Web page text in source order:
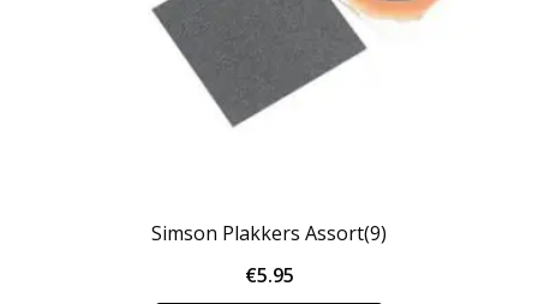
Simson Plakkers Assort(9)
€5.95